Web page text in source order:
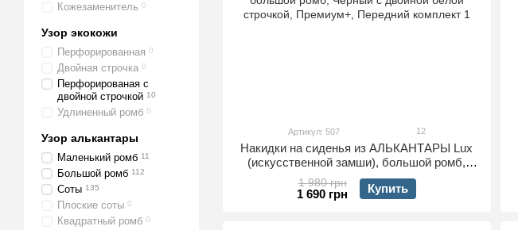
Артикул: 507 12
Накидки на сиденья из АЛЬКАНТАРЫ Lux
(искусственной замши), большой ромб,
Черный с двойной белой строчкой,
Премиум+, Передний комплект
1 980 грн
1 690 грн Купить
Кожезаменитель 0
Узор экокожи
Перфорированная 0
Двойная строчка 0
Перфорированая с
двойной строчкой 10
Удлиненный ромб 0
Узор алькантары
Маленький ромб 11
Большой ромб 112
Соты 135
Плоские соты 0
Квадратный ромб 0